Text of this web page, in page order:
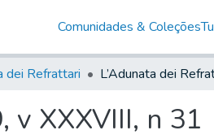
Comunidades & Coleções
dei Refrattari
v XXXVIII, n 31